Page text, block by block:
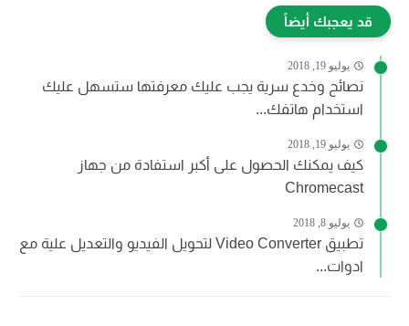
قد يعجبك أيضاً
يوليو 19, 2018
نصائح وخدع سرية يجب عليك معرفتها ستسهل عليك
استخدام هاتفك...
يوليو 19, 2018
كيف يمكنك الحصول على أكبر استفادة من جهاز
Chromecast
يوليو 8, 2018
تطبيق Video Converter لتحويل الفيديو والتعديل علية مع
ادوات...